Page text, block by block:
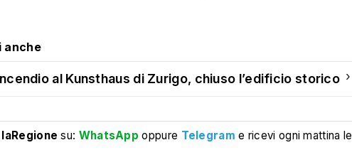
anche
al Kunsthaus di Zurigo, chiuso l’edificio storico ›
laRegione su: WhatsApp oppure Telegram e ricevi ogni mattina le